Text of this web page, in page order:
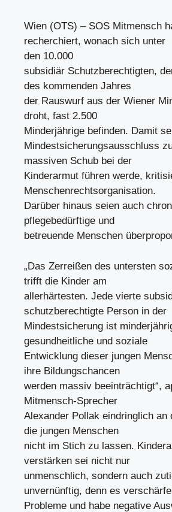
Wien (OTS) – SOS Mitmensch
recherchiert, wonach sich unter
den 10.000
subsidiär Schutzberechtigten,
des kommenden Jahres
der Rauswurf aus der Wiener
droht, fast 2.500
Minderjährige befinden. Damit
Mindestsicherungsausschluss
massiven Schub bei der
Kinderarmut führen werde,
Menschenrechtsorganisation.
Darüber hinaus seien auch
pflegebedürftige und
betreuende Menschen
„Das Zerreißen des untersten
trifft die Kinder am
allerhärtesten. Jede vierte
schutzberechtigte Person in der
Mindestsicherung ist
gesundheitliche und soziale
Entwicklung dieser jungen
ihre Bildungschancen
werden massiv beeinträchtigt“,
Mitmensch-Sprecher
Alexander Pollak eindringlich an
die jungen Menschen
nicht im Stich zu lassen.
verstärken sei nicht nur
unmenschlich, sondern auch
unvernünftig, denn es verschärfe
Probleme und habe negative